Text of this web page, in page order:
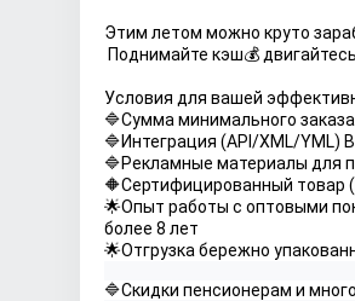
Этим летом можно круто
Поднимайте кэш💰
Условия для вашей
🔷Сумма минимального
🔷Интеграция (API/XML/YML)
🔷Рекламные материалы для
🔶Сертифицированный
🌟Опыт работы с оптовыми
более 8 лет
🌟Отгрузка бережно
🔷Скидки пенсионерам и